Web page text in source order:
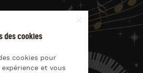
des cookies
cookies pour
et vous